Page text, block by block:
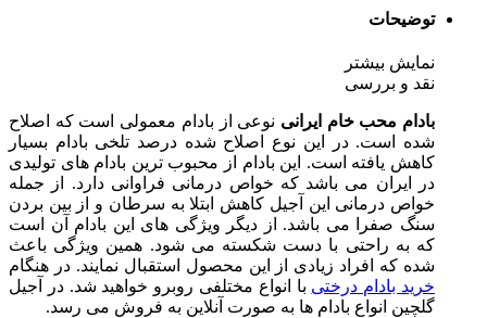
توضیحات
نمایش بیشتر
نقد و بررسی
بادام محب خام ایرانی نوعی از بادام معمولی است که اصلاح
شده است. در این نوع اصلاح شده درصد تلخی بادام بسیار
کاهش یافته است. این بادام از محبوب ترین بادام های تولیدی
در ایران می باشد که خواص درمانی فراوانی دارد. از جمله
خواص درمانی این آجیل کاهش ابتلا به سرطان و از بین بردن
سنگ صفرا می باشد. از دیگر ویژگی های این بادام آن است
که به راحتی با دست شکسته می شود. همین ویژگی باعث
شده که افراد زیادی از این محصول استقبال نمایند. در هنگام
خرید بادام درختی با انواع مختلفی روبرو خواهید شد. در آجیل
گلچین انواع بادام ها به صورت آنلاین به فروش می رسد.